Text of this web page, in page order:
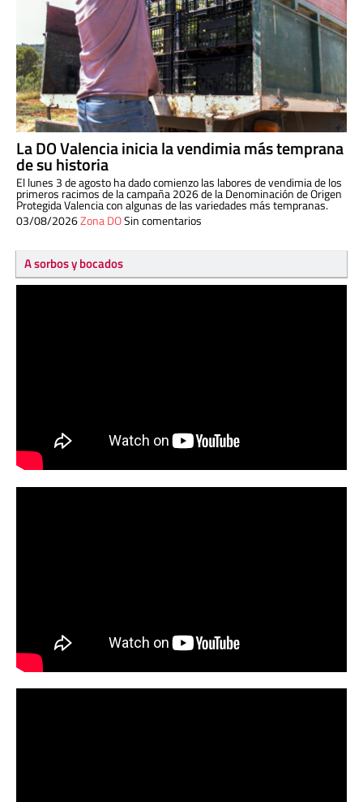
La DO Valencia inicia la vendimia más temprana
de su historia
El lunes 3 de agosto ha dado comienzo las labores de vendimia de los
primeros racimos de la campaña 2026 de la Denominación de Origen
Protegida Valencia con algunas de las variedades más tempranas.
03/08/2026Zona DOSin comentarios
A sorbos y bocados